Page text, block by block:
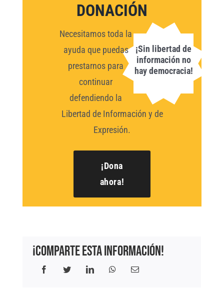
DONACIÓN
¡Sin libertad de
información no
hay democracia!
Necesitamos toda la
ayuda que puedas
prestarnos para
continuar
defendiendo la
Libertad de Información y de
Expresión.
¡Dona
ahora!
¡Comparte esta información!
FacebookTwitterLinkedInWhatsAppCorreo